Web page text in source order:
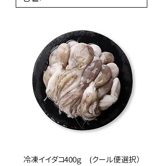
冷凍イイダコ400ｇ (クール便選択）